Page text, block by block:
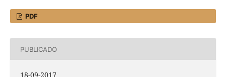
PDF
PUBLICADO
18-09-2017